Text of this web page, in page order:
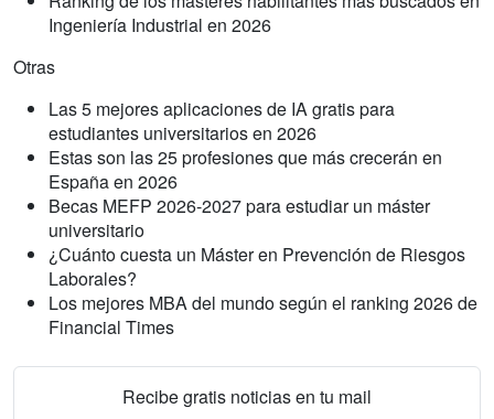
Ingeniería Industrial en 2026
Otras
Las 5 mejores aplicaciones de IA gratis para
estudiantes universitarios en 2026
Estas son las 25 profesiones que más crecerán en
España en 2026
Becas MEFP 2026-2027 para estudiar un máster
universitario
¿Cuánto cuesta un Máster en Prevención de Riesgos
Laborales?
Los mejores MBA del mundo según el ranking 2026 de
Financial Times
Recibe gratis noticias en tu mail